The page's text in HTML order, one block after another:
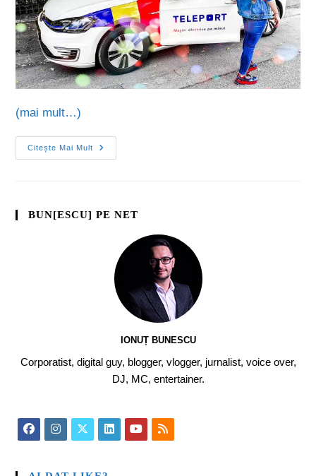
(mai mult…)
Citește Mai Mult
BUN[ESCU] PE NET
IONUȚ BUNESCU
Corporatist, digital guy, blogger, vlogger, jurnalist, voice over,
DJ, MC, entertainer.